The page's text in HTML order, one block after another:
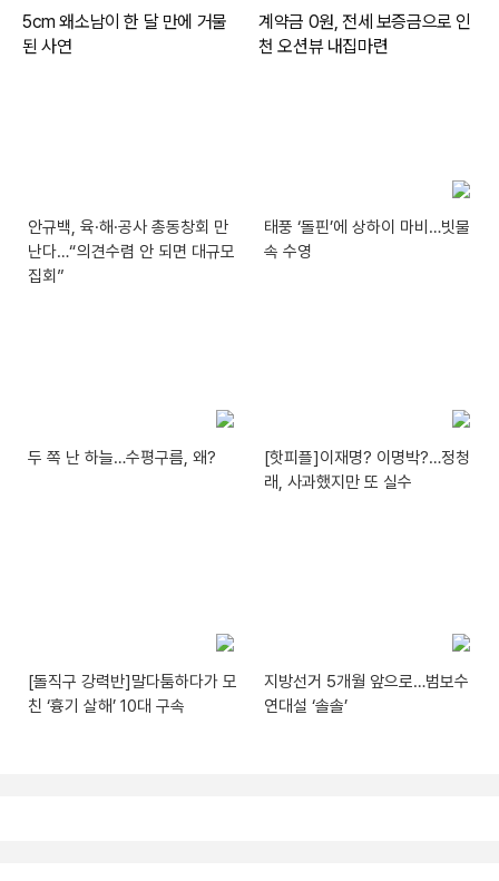
안규백, 육·해·공사 총동창회 만
난다…“의견수렴 안 되면 대규모
집회”
태풍 ‘돌핀’에 상하이 마비…빗물
속 수영
두 쪽 난 하늘…수평구름, 왜?
[핫피플]이재명? 이명박?…정청
래, 사과했지만 또 실수
[돌직구 강력반]말다툼하다가 모
친 ‘흉기 살해’ 10대 구속
지방선거 5개월 앞으로…범보수
연대설 ‘솔솔’